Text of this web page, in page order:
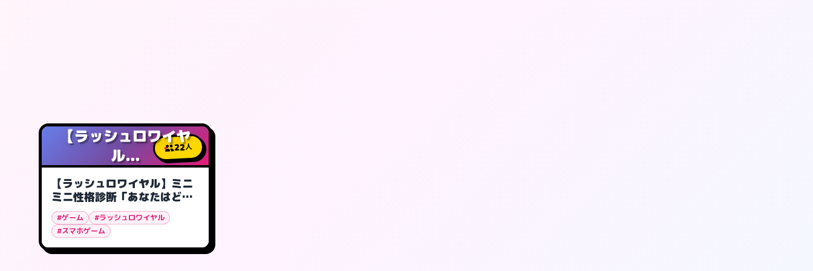
【ラッシュロワイヤ
ル...
22人
【ラッシュロワイヤル】ミニ
ミニ性格診断「あなたはどの
ユニット?」
#ゲーム
#ラッシュロワイヤル
#スマホゲーム